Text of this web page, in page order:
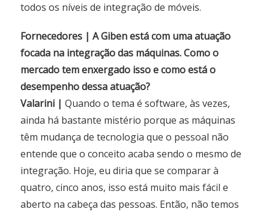
todos os níveis de integração de móveis.
Fornecedores | A Giben está com uma atuação
focada na integração das máquinas. Como o
mercado tem enxergado isso e como está o
desempenho dessa atuação?
Valarini | Quando o tema é software, às vezes,
ainda há bastante mistério porque as máquinas
têm mudança de tecnologia que o pessoal não
entende que o conceito acaba sendo o mesmo de
integração. Hoje, eu diria que se comparar à
quatro, cinco anos, isso está muito mais fácil e
aberto na cabeça das pessoas. Então, não temos